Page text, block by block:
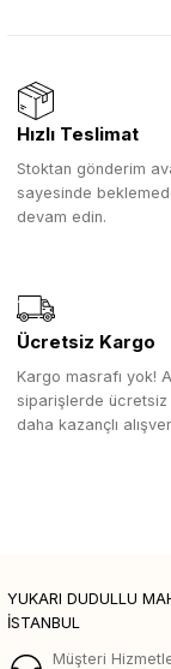
Hızlı Teslimat
Stoktan gönderim
sayesinde
devam edin.
Ücretsiz Kargo
Kargo masrafı yok!
siparişlerde
daha kazançlı
YUKARI DUDULLU
İSTANBUL
Müşteri